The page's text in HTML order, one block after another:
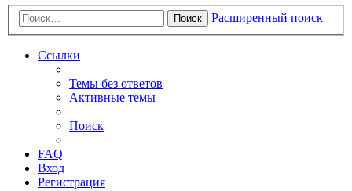
Поиск Расширенный поиск
Ссылки
Темы без ответов
Активные темы
Поиск
FAQ
Вход
Регистрация